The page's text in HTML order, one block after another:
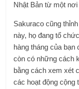
Nhật Bản từ một nơi
Sakuraco cũng
này, họ đang tổ
hàng tháng của bạn
còn có những cách
bằng cách xem xét
các hoạt động cộng